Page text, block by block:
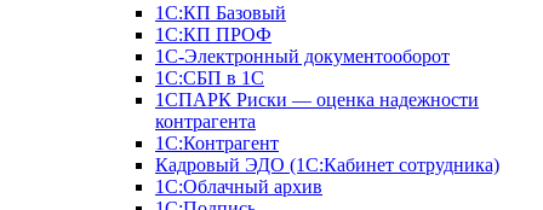
1С:КП Базовый
1С:КП ПРОФ
1С-Электронный документооборот
1С:СБП в 1С
1СПАРК Риски — оценка надежности
контрагента
1С:Контрагент
Кадровый ЭДО (1С:Кабинет сотрудника)
1С:Облачный архив